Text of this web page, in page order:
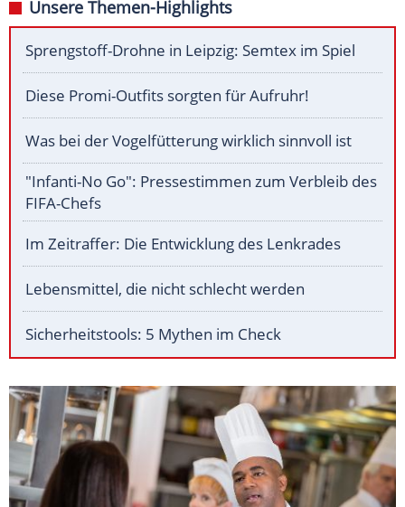
Unsere Themen-Highlights
Sprengstoff-Drohne in Leipzig: Semtex im Spiel
Diese Promi-Outfits sorgten für Aufruhr!
Was bei der Vogelfütterung wirklich sinnvoll ist
"Infanti-No Go": Pressestimmen zum Verbleib des
FIFA-Chefs
Im Zeitraffer: Die Entwicklung des Lenkrades
Lebensmittel, die nicht schlecht werden
Sicherheitstools: 5 Mythen im Check